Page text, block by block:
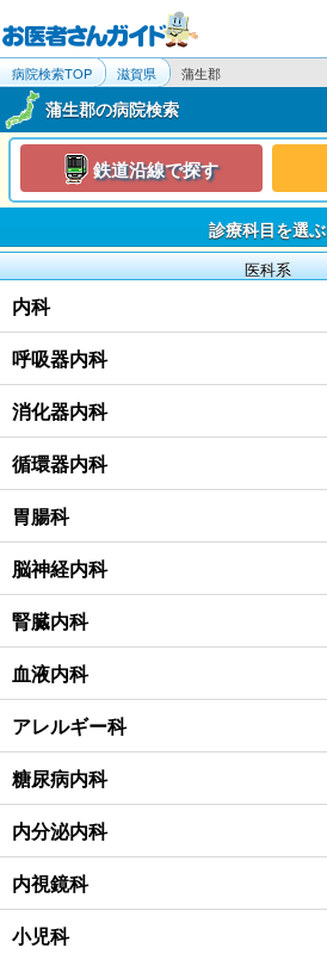
病院検索TOP 滋賀県 蒲生郡
蒲生郡の病院検索
鉄道沿線で探す
診療科目を選ぶ
医科系
内科
呼吸器内科
消化器内科
循環器内科
胃腸科
脳神経内科
腎臓内科
血液内科
アレルギー科
糖尿病内科
内分泌内科
内視鏡科
小児科